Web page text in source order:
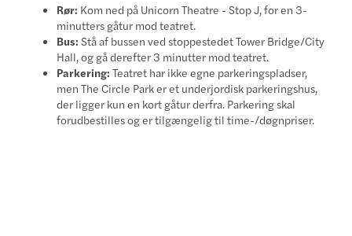
Rør: Kom ned på Unicorn Theatre - Stop J, for en 3-
minutters gåtur mod teatret.
Bus: Stå af bussen ved stoppestedet Tower Bridge/City
Hall, og gå derefter 3 minutter mod teatret.
Parkering: Teatret har ikke egne parkeringspladser,
men The Circle Park er et underjordisk parkeringshus,
der ligger kun en kort gåtur derfra. Parkering skal
forudbestilles og er tilgængelig til time-/døgnpriser.